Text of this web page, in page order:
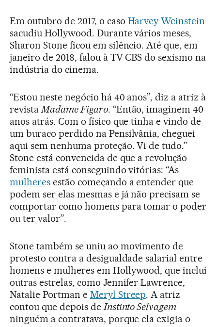
Em outubro de 2017, o caso Harvey Weinstein
sacudiu Hollywood. Durante vários meses,
Sharon Stone ficou em silêncio. Até que, em
janeiro de 2018, falou à TV CBS do sexismo na
indústria do cinema.
“Estou neste negócio há 40 anos”, diz a atriz à
revistaMadame Figaro. “Então, imaginem 40
anos atrás. Com o físico que tinha e vindo de
um buraco perdido na Pensilvânia, cheguei
aqui sem nenhuma proteção. Vi de tudo.”
Stone está convencida de que a revolução
feminista está conseguindo vitórias: “As
mulheresestão começando a entender que
podem ser elas mesmas e já não precisam se
comportar como homens para tomar o poder
ou ter valor”.
Stone também se uniu ao movimento de
protesto contra a desigualdade salarial entre
homens e mulheres em Hollywood, que inclui
outras estrelas, como Jennifer Lawrence,
Natalie Portman e Meryl Streep. A atriz
contou que depois deInstinto Selvagem
ninguém a contratava, porque ela exigia o